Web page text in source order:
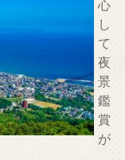
心
し
て
夜
景
鑑
賞
が